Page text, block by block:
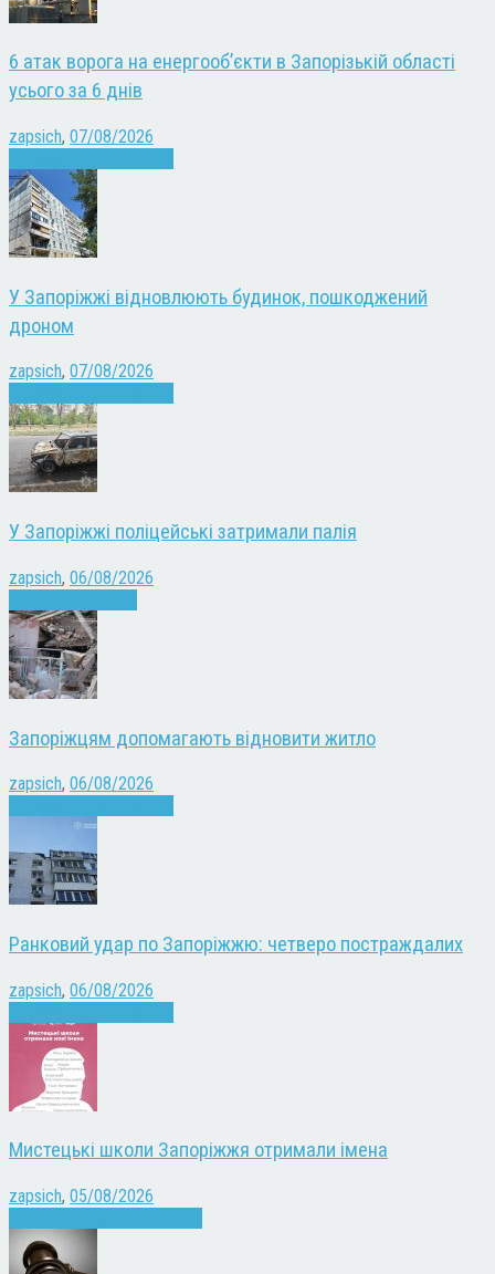
6 атак ворога на енергооб’єкти в Запорізькій області
усього за 6 днів
zapsich, 07/08/2026
У Запоріжжі відновлюють будинок, пошкоджений
дроном
zapsich, 07/08/2026
У Запоріжжі поліцейські затримали палія
zapsich, 06/08/2026
Запоріжцям допомагають відновити житло
zapsich, 06/08/2026
Ранковий удар по Запоріжжю: четверо постраждалих
zapsich, 06/08/2026
Мистецькі школи Запоріжжя отримали імена
zapsich, 05/08/2026